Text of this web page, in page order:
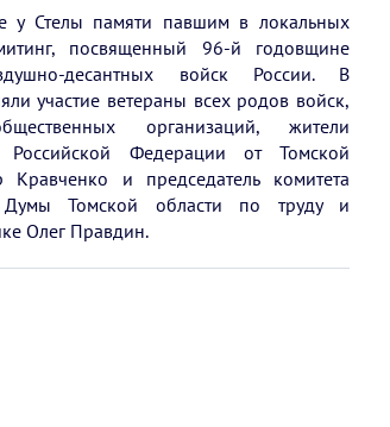
у Стелы памяти павшим в локальных
посвященный 96-й годовщине
десантных войск России. В
участие ветераны всех родов войск,
организаций, жители
Российской Федерации от Томской
Кравченко и председатель комитета
Думы Томской области по труду и
Олег Правдин.